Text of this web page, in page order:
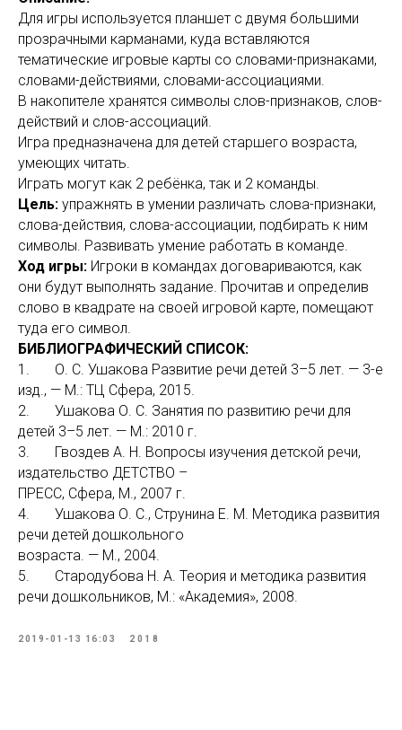
Для игры используется планшет с двумя большими
прозрачными карманами, куда вставляются
тематические игровые карты со словами-признаками,
словами-действиями, словами-ассоциациями.
В накопителе хранятся символы слов-признаков, слов-
действий и слов-ассоциаций.
Игра предназначена для детей старшего возраста,
умеющих читать.
Играть могут как 2 ребёнка, так и 2 команды.
Цель: упражнять в умении различать слова-признаки,
слова-действия, слова-ассоциации, подбирать к ним
символы. Развивать умение работать в команде.
Ход игры: Игроки в командах договариваются, как
они будут выполнять задание. Прочитав и определив
слово в квадрате на своей игровой карте, помещают
туда его символ.
БИБЛИОГРАФИЧЕСКИЙ СПИСОК:
1. О. С. Ушакова Развитие речи детей 3–5 лет. — 3-е
изд., — М.: ТЦ Сфера, 2015.
2. Ушакова О. С. Занятия по развитию речи для
детей 3–5 лет. — М.: 2010 г.
3. Гвоздев А. Н. Вопросы изучения детской речи,
издательство ДЕТСТВО –
ПРЕСС, Сфера, М., 2007 г.
4. Ушакова О. С., Струнина Е. М. Методика развития
речи детей дошкольного
возраста. — М., 2004.
5. Стародубова Н. А. Теория и методика развития
речи дошкольников, М.: «Академия», 2008.
2019-01-13 16:03 2018